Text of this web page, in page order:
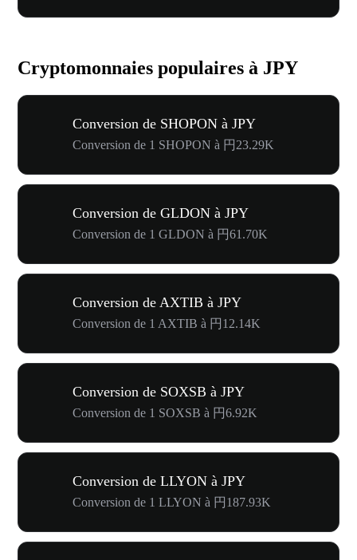
Cryptomonnaies populaires à JPY
Conversion de SHOPON à JPY
Conversion de 1 SHOPON à 円23.29K
Conversion de GLDON à JPY
Conversion de 1 GLDON à 円61.70K
Conversion de AXTIB à JPY
Conversion de 1 AXTIB à 円12.14K
Conversion de SOXSB à JPY
Conversion de 1 SOXSB à 円6.92K
Conversion de LLYON à JPY
Conversion de 1 LLYON à 円187.93K